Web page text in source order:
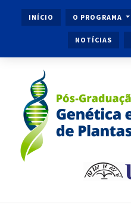
INÍCIO O PROGRAMA
NOTÍCIAS